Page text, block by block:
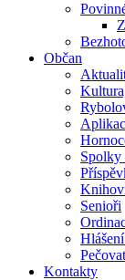
Občan
Spolky
Senioři
Kontakty